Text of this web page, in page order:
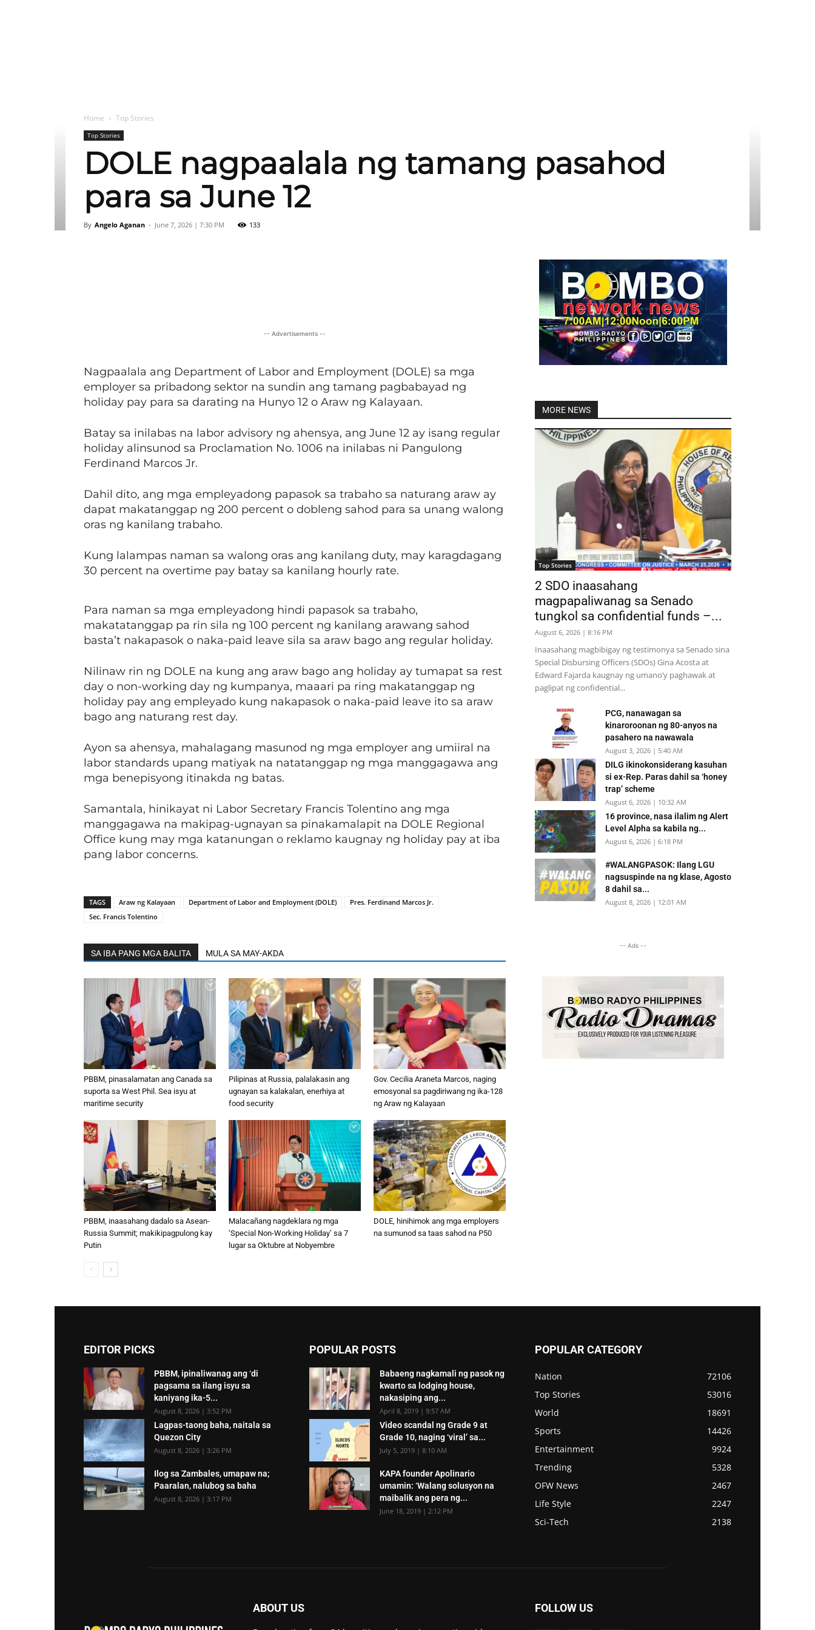
Home Top Stories
Top Stories
DOLE nagpaalala ng tamang pasahod
para sa June 12
By Angelo Aganan - June 7, 2026 | 7:30 PM 133
Linkedin
-- Advertisements --
Nagpaalala ang Department of Labor and Employment (DOLE) sa mga
employer sa pribadong sektor na sundin ang tamang pagbabayad ng
holiday pay para sa darating na Hunyo 12 o Araw ng Kalayaan.
Batay sa inilabas na labor advisory ng ahensya, ang June 12 ay isang regular
holiday alinsunod sa Proclamation No. 1006 na inilabas ni Pangulong
Ferdinand Marcos Jr.
Dahil dito, ang mga empleyadong papasok sa trabaho sa naturang araw ay
dapat makatanggap ng 200 percent o dobleng sahod para sa unang walong
oras ng kanilang trabaho.
Kung lalampas naman sa walong oras ang kanilang duty, may karagdagang
30 percent na overtime pay batay sa kanilang hourly rate.
Para naman sa mga empleyadong hindi papasok sa trabaho,
makatatanggap pa rin sila ng 100 percent ng kanilang arawang sahod
basta’t nakapasok o naka-paid leave sila sa araw bago ang regular holiday.
Nilinaw rin ng DOLE na kung ang araw bago ang holiday ay tumapat sa rest
day o non-working day ng kumpanya, maaari pa ring makatanggap ng
holiday pay ang empleyado kung nakapasok o naka-paid leave ito sa araw
bago ang naturang rest day.
Ayon sa ahensya, mahalagang masunod ng mga employer ang umiiral na
labor standards upang matiyak na natatanggap ng mga manggagawa ang
mga benepisyong itinakda ng batas.
Samantala, hinikayat ni Labor Secretary Francis Tolentino ang mga
manggagawa na makipag-ugnayan sa pinakamalapit na DOLE Regional
Office kung may mga katanungan o reklamo kaugnay ng holiday pay at iba
pang labor concerns.
TAGS Araw ng Kalayaan Department of Labor and Employment (DOLE)
Pres. Ferdinand Marcos Jr.
Sec. Francis Tolentino
SA IBA PANG MGA BALITA MULA SA MAY-AKDA
PBBM, pinasalamatan ang Canada sa
suporta sa West Phil. Sea isyu at
maritime security
Pilipinas at Russia, palalakasin ang
ugnayan sa kalakalan, enerhiya at
food security
Gov. Cecilia Araneta Marcos, naging
emosyonal sa pagdiriwang ng ika-128
ng Araw ng Kalayaan
PBBM, inaasahang dadalo sa Asean-
Russia Summit; makikipagpulong kay
Putin
Malacañang nagdeklara ng mga
‘Special Non-Working Holiday’ sa 7
lugar sa Oktubre at Nobyembre
DOLE, hinihimok ang mga employers
na sumunod sa taas sahod na P50
MORE NEWS
Top Stories
2 SDO inaasahang
magpapaliwanag sa Senado
tungkol sa confidential funds –...
August 6, 2026 | 8:16 PM
Inaasahang magbibigay ng testimonya sa Senado sina
Special Disbursing Officers (SDOs) Gina Acosta at
Edward Fajarda kaugnay ng umano’y paghawak at
paglipat ng confidential...
PCG, nanawagan sa
kinaroroonan ng 80-anyos na
pasahero na nawawala
August 3, 2026 | 5:40 AM
DILG ikinokonsiderang kasuhan
si ex-Rep. Paras dahil sa ‘honey
trap’ scheme
August 6, 2026 | 10:32 AM
16 province, nasa ilalim ng Alert
Level Alpha sa kabila ng...
August 6, 2026 | 6:18 PM
#WALANGPASOK: Ilang LGU
nagsuspinde na ng klase, Agosto
8 dahil sa...
August 8, 2026 | 12:01 AM
-- Ads --
EDITOR PICKS
PBBM, ipinaliwanag ang ‘di
pagsama sa ilang isyu sa
kaniyang ika-5...
August 8, 2026 | 3:52 PM
Lagpas-taong baha, naitala sa
Quezon City
August 8, 2026 | 3:26 PM
Ilog sa Zambales, umapaw na;
Paaralan, nalubog sa baha
August 8, 2026 | 3:17 PM
POPULAR POSTS
Babaeng nagkamali ng pasok ng
kwarto sa lodging house,
nakasiping ang...
April 8, 2019 | 9:57 AM
Video scandal ng Grade 9 at
Grade 10, naging ‘viral’ sa...
July 5, 2019 | 8:10 AM
KAPA founder Apolinario
umamin: ‘Walang solusyon na
maibalik ang pera ng...
June 18, 2019 | 2:12 PM
POPULAR CATEGORY
Nation
72106
Top Stories
53016
World
18691
Sports
14426
Entertainment
9924
Trending
5328
OFW News
2467
Life Style
2247
Sci-Tech
2138
ABOUT US FOLLOW US